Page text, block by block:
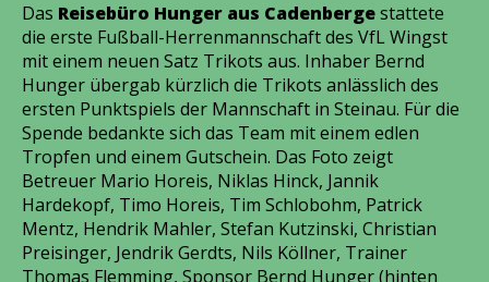
Das Reisebüro Hunger aus Cadenbergestattete
die erste Fußball-Herrenmannschaft des VfL Wingst
mit einem neuen Satz Trikots aus. Inhaber Bernd
Hunger übergab kürzlich die Trikots anlässlich des
ersten Punktspiels der Mannschaft in Steinau. Für die
Spende bedankte sich das Team mit einem edlen
Tropfen und einem Gutschein. Das Foto zeigt
Betreuer Mario Horeis, Niklas Hinck, Jannik
Hardekopf, Timo Horeis, Tim Schlobohm, Patrick
Mentz, Hendrik Mahler, Stefan Kutzinski, Christian
Preisinger, Jendrik Gerdts, Nils Köllner, Trainer
Thomas Flemming, Sponsor Bernd Hunger (hinten